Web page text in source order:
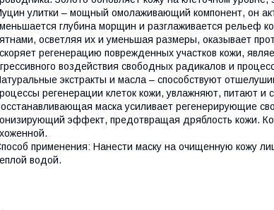
улитки – мощный омолаживающий компонент, он
глубина морщин и разглаживается рельеф
осветляя их и уменьшая размеры, оказывает
регенерацию поврежденных участков кожи,
воздействия свободных радикалов и
экстракты и масла – способствуют
регенерации клеток кожи, увлажняют, питают и
маска усиливает регенерирующие
эффект, предотвращая дряблость кожи.
применения: Нанести маску на очищенную кожу
водой.